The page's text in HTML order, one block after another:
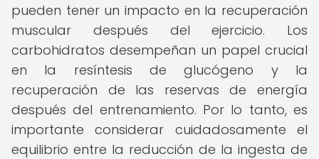
pueden tener un impacto en la recuperación
muscular después del ejercicio. Los
carbohidratos desempeñan un papel crucial
en la resíntesis de glucógeno y la
recuperación de las reservas de energía
después del entrenamiento. Por lo tanto, es
importante considerar cuidadosamente el
equilibrio entre la reducción de la ingesta de